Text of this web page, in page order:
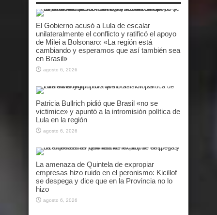
El Gobierno acusó a Lula de escalar
unilateralmente el conflicto y ratificó el apoyo
de Milei a Bolsonaro: «La región está
cambiando y esperamos que así también sea
en Brasil»
agosto 6, 2026
Patricia Bullrich pidió que Brasil «no se
victimice» y apuntó a la intromisión política de
Lula en la región
agosto 6, 2026
La amenaza de Quintela de expropiar
empresas hizo ruido en el peronismo: Kicillof
se despega y dice que en la Provincia no lo
hizo
agosto 6, 2026